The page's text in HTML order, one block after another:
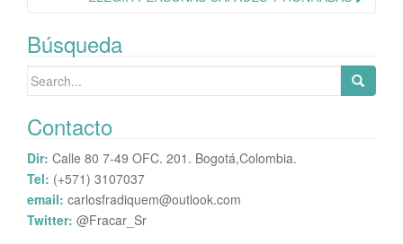
Búsqueda
Search
Contacto
Dir: Calle 80 7-49 OFC. 201. Bogotá,Colombia.
Tel: (+571) 3107037
email: carlosfradiquem@outlook.com
Twitter: @Fracar_Sr